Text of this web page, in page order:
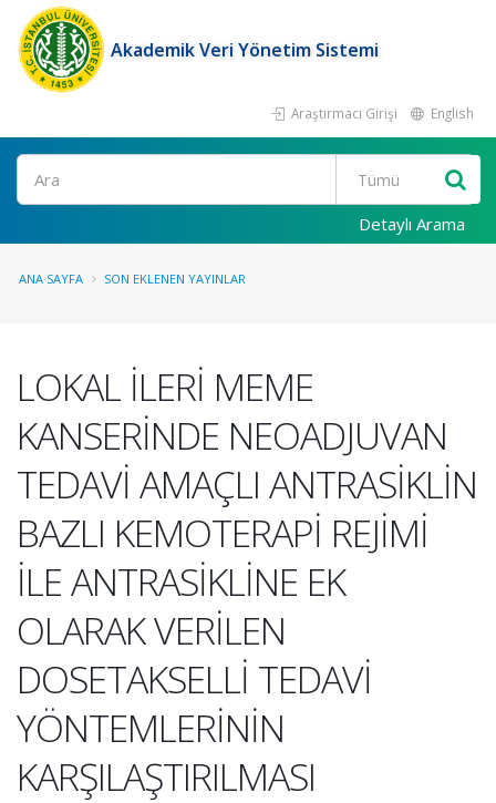
Akademik Veri Yönetim Sistemi
Araştırmacı Girişi English
Ara
Detaylı Arama
ANA SAYFA SON EKLENEN YAYINLAR
LOKAL İLERİ MEME
KANSERİNDE NEOADJUVAN
TEDAVİ AMAÇLI ANTRASİKLİN
BAZLI KEMOTERAPİ REJİMİ
İLE ANTRASİKLİNE EK
OLARAK VERİLEN
DOSETAKSELLİ TEDAVİ
YÖNTEMLERİNİN
KARŞILAŞTIRILMASI